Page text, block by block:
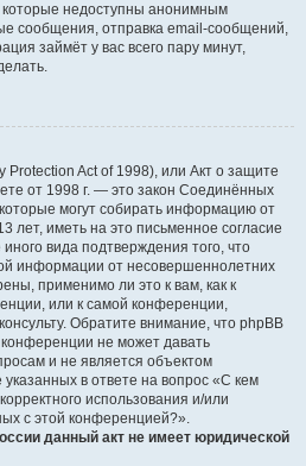
недоступны анонимным
сообщения, отправка email-сообщений,
займёт у вас всего пару минут,
Protection Act of 1998), или Акт о защите
от 1998 г. — это закон Соединённых
могут собирать информацию от
лет, иметь на это письменное согласие
вида подтверждения того, что
информации от несовершеннолетних
применимо ли это к вам, как к
или к самой конференции,
Обратите внимание, что phpBB
не может давать
и не является объектом
в ответе на вопрос «С кем
использования и/или
с этой конференцией?».
данный акт не имеет юридической